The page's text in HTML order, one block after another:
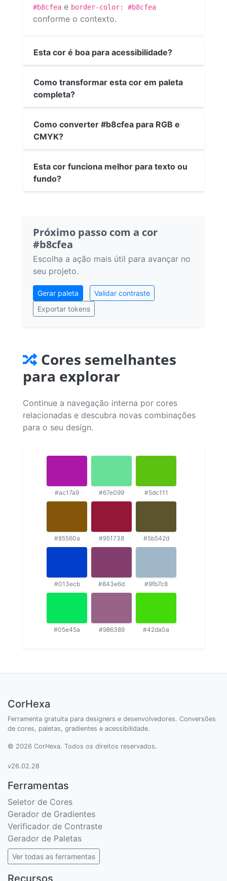
#b8cfea e border-color: #b8cfea
conforme o contexto.
Esta cor é boa para acessibilidade?
Como transformar esta cor em paleta
completa?
Como converter #b8cfea para RGB e
CMYK?
Esta cor funciona melhor para texto ou
fundo?
Próximo passo com a cor
#b8cfea
Escolha a ação mais útil para avançar no
seu projeto.
Gerar paleta
Validar contraste
Exportar tokens
Cores semelhantes
para explorar
Continue a navegação interna por cores
relacionadas e descubra novas combinações
para o seu design.
#ac17a9 #67e099 #5dc111
#85560a #951738 #5b542d
#013ecb #843e6d #9fb7c8
#05e45a #986389 #42da0a
CorHexa
Ferramenta gratuita para designers e desenvolvedores. Conversões
de cores, paletas, gradientes e acessibilidade.
© 2026 CorHexa. Todos os direitos reservados.
v26.02.28
Ferramentas
Seletor de Cores
Gerador de Gradientes
Verificador de Contraste
Gerador de Paletas
Ver todas as ferramentas
Recursos